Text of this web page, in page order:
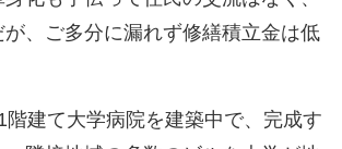
、ご多分に漏れず修繕積立金は低
建て大学病院を建築中で、完成す